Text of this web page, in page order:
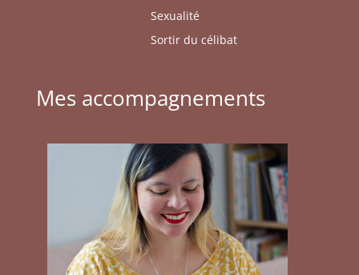
Sexualité
Sortir du célibat
Mes accompagnements